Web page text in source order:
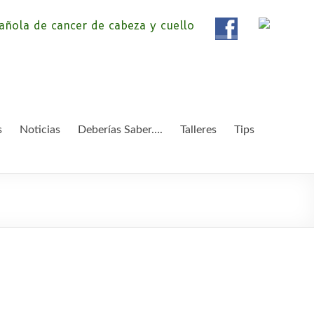
de Pacientes de
de Cáncer de Cabeza y cuello «APC», una
apoyar a pacientes y familiares.
Noticias Deberías Saber…. Talleres Tips